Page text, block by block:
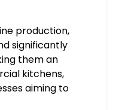
production,
significantly
them an
kitchens,
aiming to